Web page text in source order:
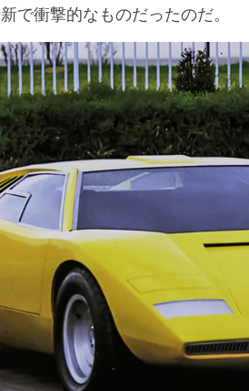
で衝撃的なものだったのだ。